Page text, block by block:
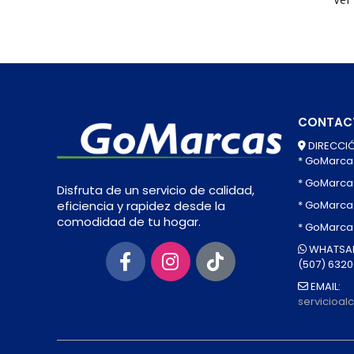
Disfruta de un servicio de calidad,
eficiencia y rapidez desde la
comodidad de tu hogar.
*
*
*
*
(507)
EMAIL: